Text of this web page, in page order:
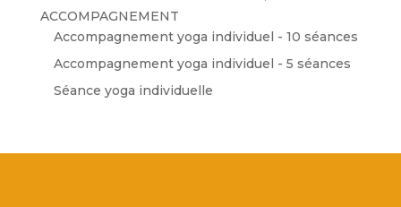
ACCOMPAGNEMENT
Accompagnement yoga individuel - 10 séances
Accompagnement yoga individuel - 5 séances
Séance yoga individuelle